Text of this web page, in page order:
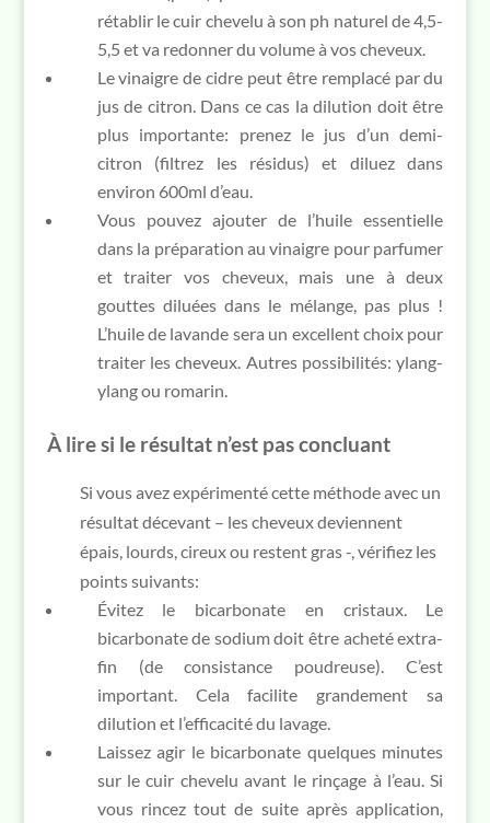
rétablir le cuir chevelu à son ph naturel de 4,5-
5,5 et va redonner du volume à vos cheveux.
Le vinaigre de cidre peut être remplacé par du
jus de citron. Dans ce cas la dilution doit être
plus importante: prenez le jus d’un demi-
citron (filtrez les résidus) et diluez dans
environ 600ml d’eau.
Vous pouvez ajouter de l’huile essentielle
dans la préparation au vinaigre pour parfumer
et traiter vos cheveux, mais une à deux
gouttes diluées dans le mélange, pas plus !
L’huile de lavande sera un excellent choix pour
traiter les cheveux. Autres possibilités: ylang-
ylang ou romarin.
À lire si le résultat n’est pas concluant
Si vous avez expérimenté cette méthode avec un
résultat décevant – les cheveux deviennent
épais, lourds, cireux ou restent gras -, vérifiez les
points suivants:
Évitez le bicarbonate en cristaux. Le
bicarbonate de sodium doit être acheté extra-
fin (de consistance poudreuse). C’est
important. Cela facilite grandement sa
dilution et l’efficacité du lavage.
Laissez agir le bicarbonate quelques minutes
sur le cuir chevelu avant le rinçage à l’eau. Si
vous rincez tout de suite après application,